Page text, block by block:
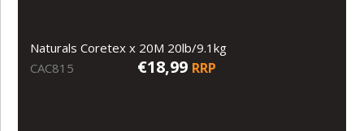
Naturals Coretex x 20M 20lb/9.1kg
CAC815
€18,99 RRP